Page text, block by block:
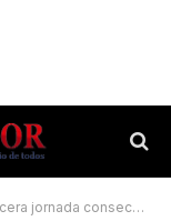
jornada consecutiva